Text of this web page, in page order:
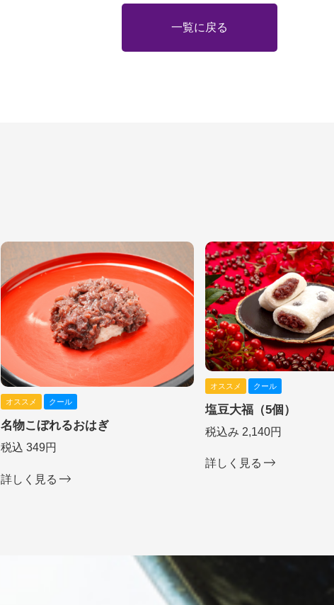
一覧に戻る
オススメ クール
名物こぼれるおはぎ
税込 349円
詳しく見る
オススメ クール
塩豆大福（5個）
税込み 2,140円
詳しく見る